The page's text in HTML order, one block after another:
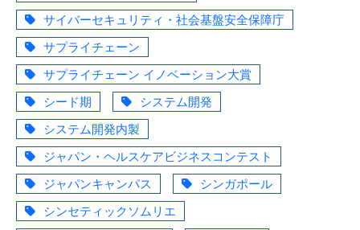
サイバーセキュリティ・社会基盤安全保障庁
サプライチェーン
サプライチェーン イノベーション大賞
シード期
システム開発
システム開発内製
ジャパン・ヘルスケアビジネスコンテスト
ジャパンキャンパス
シンガポール
シンセティックソムリエ